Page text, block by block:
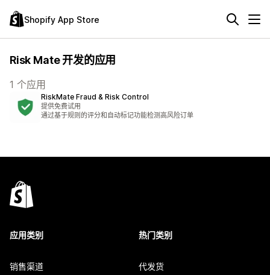
Shopify App Store
Risk Mate 开发的应用
1 个应用
RiskMate Fraud & Risk Control
提供免费试用
通过基于规则的评分和自动标记功能检测高风险订单
应用类别
销售渠道
热门类别
代发货